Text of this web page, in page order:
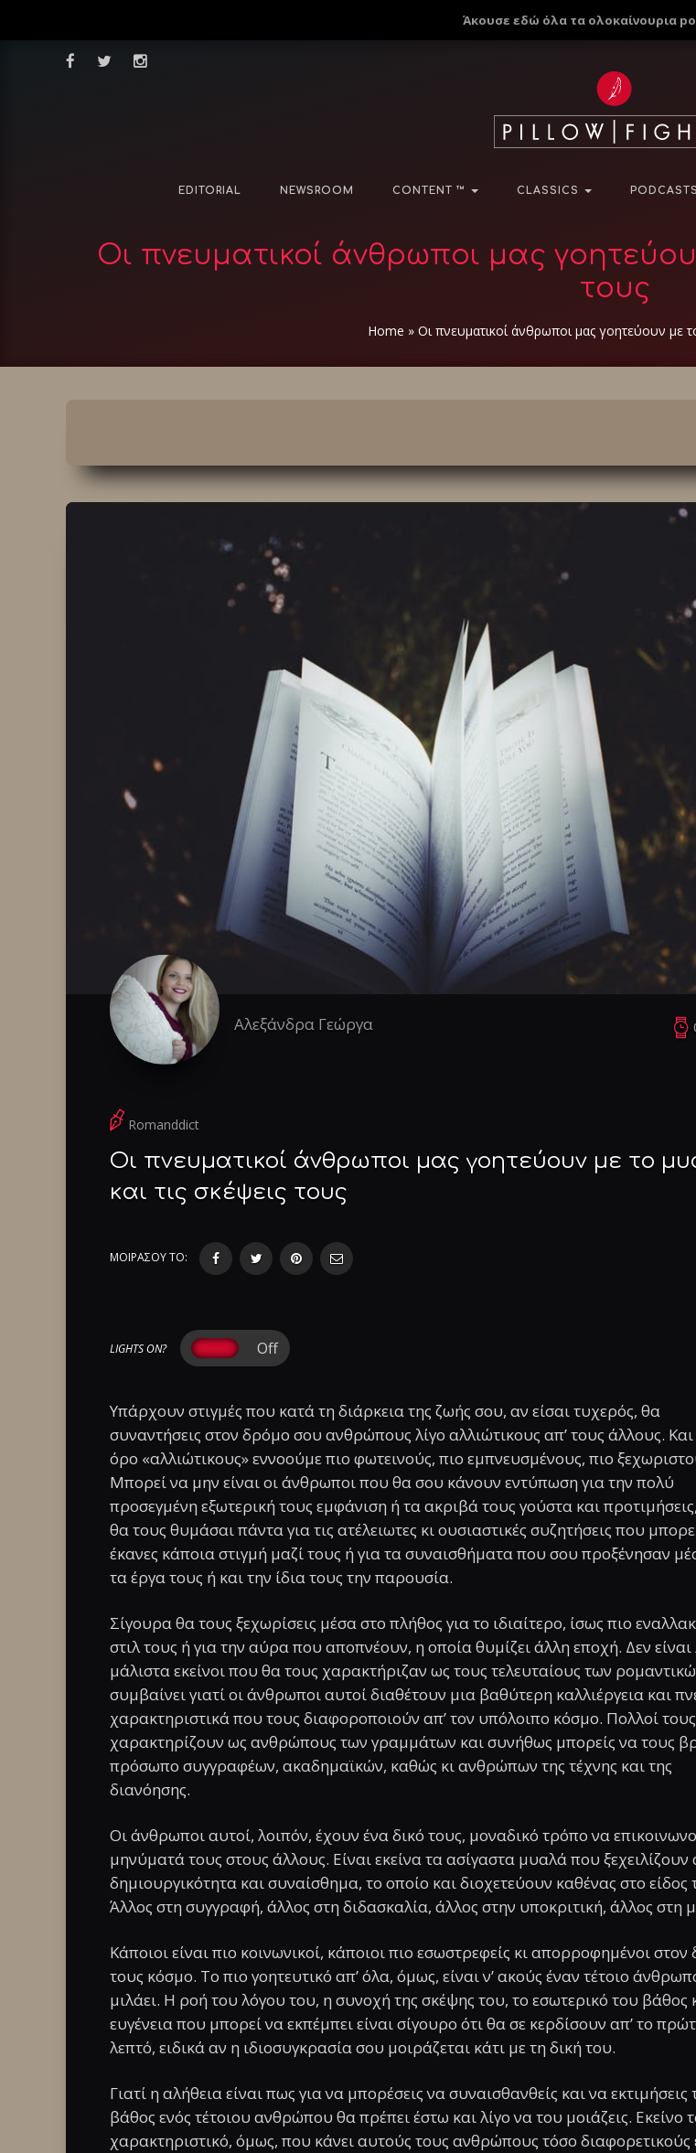
Άκουσε εδώ όλα τα ολοκαίνουρια
EDITORIAL NEWSROOM CONTENT ™ CLASSICS PODCASTS
Οι πνευματικοί άνθρωποι μας
τους
Home » Οι πνευματικοί άνθρωποι μας γοητεύουν με
Αλεξάνδρα Γεώργα
Romanddict
Οι πνευματικοί άνθρωποι μας γοητεύουν με το
και τις σκέψεις τους
ΜΟΙΡΑΣΟΥ ΤΟ:
LIGHTS ON?
Υπάρχουν στιγμές που κατά τη διάρκεια της ζωής σου, αν είσαι τυχερός, θα
συναντήσεις στον δρόμο σου ανθρώπους λίγο αλλιώτικους απ’ τους άλλους. Και
όρο «αλλιώτικους» εννοούμε πιο φωτεινούς, πιο εμπνευσμένους, πιο
Μπορεί να μην είναι οι άνθρωποι που θα σου κάνουν εντύπωση για την πολύ
προσεγμένη εξωτερική τους εμφάνιση ή τα ακριβά τους γούστα και
θα τους θυμάσαι πάντα για τις ατέλειωτες κι ουσιαστικές συζητήσεις που
έκανες κάποια στιγμή μαζί τους ή για τα συναισθήματα που σου προξένησαν
τα έργα τους ή και την ίδια τους την παρουσία.
Σίγουρα θα τους ξεχωρίσεις μέσα στο πλήθος για το ιδιαίτερο, ίσως πιο
στιλ τους ή για την αύρα που αποπνέουν, η οποία θυμίζει άλλη εποχή. Δεν είναι
μάλιστα εκείνοι που θα τους χαρακτήριζαν ως τους τελευταίους των
συμβαίνει γιατί οι άνθρωποι αυτοί διαθέτουν μια βαθύτερη καλλιέργεια και
χαρακτηριστικά που τους διαφοροποιούν απ’ τον υπόλοιπο κόσμο. Πολλοί τους
χαρακτηρίζουν ως ανθρώπους των γραμμάτων και συνήθως μπορείς να τους
πρόσωπο συγγραφέων, ακαδημαϊκών, καθώς κι ανθρώπων της τέχνης και της
διανόησης.
Οι άνθρωποι αυτοί, λοιπόν, έχουν ένα δικό τους, μοναδικό τρόπο να
μηνύματά τους στους άλλους. Είναι εκείνα τα ασίγαστα μυαλά που ξεχειλίζουν
δημιουργικότητα και συναίσθημα, το οποίο και διοχετεύουν καθένας στο είδος
Άλλος στη συγγραφή, άλλος στη διδασκαλία, άλλος στην υποκριτική, άλλος στη
Κάποιοι είναι πιο κοινωνικοί, κάποιοι πιο εσωστρεφείς κι απορροφημένοι στον
τους κόσμο. Το πιο γοητευτικό απ’ όλα, όμως, είναι ν’ ακούς έναν τέτοιο
μιλάει. Η ροή του λόγου του, η συνοχή της σκέψης του, το εσωτερικό του βάθος
ευγένεια που μπορεί να εκπέμπει είναι σίγουρο ότι θα σε κερδίσουν απ’ το
λεπτό, ειδικά αν η ιδιοσυγκρασία σου μοιράζεται κάτι με τη δική του.
Γιατί η αλήθεια είναι πως για να μπορέσεις να συναισθανθείς και να εκτιμήσεις
βάθος ενός τέτοιου ανθρώπου θα πρέπει έστω και λίγο να του μοιάζεις. Εκείνο
χαρακτηριστικό, όμως, που κάνει αυτούς τους ανθρώπους τόσο διαφορετικούς